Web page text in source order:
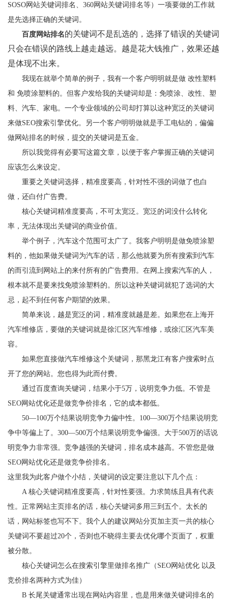
SOSO网站关键词排名、360网站关键词排名等）一项要做的工作就
是先选择正确的关键词。
百度网站排名的关键词不是乱选的，选择了错误的关键词
只会在错误的路线上越走越远。越是花大钱推广，效果还越
是体现不出来。
我现在就举个简单的例子，我有一个客户明明就是做 改性塑料
和 免喷涂塑料的。但客户发给我的关键词却是：免喷涂、改性、塑
料、汽车、家电。一个专业领域的公司却打算以这种宽泛的关键词
来做SEO搜索引擎优化。另一个客户明明做就是手工电钻的，偏偏
做网站排名的时候，提交的关键词是五金。
所以我觉得有必要写这篇文章，以便于客户掌握正确的关键词
应该怎么来设定。
重要之关键词选择，精准度要高，针对性不强的词做了也白
做，还白付广告费。
核心关键词精准度要高，不可太宽泛。宽泛的词没什么转化
率，无法体现出关键词的商业价值。
举个例子，汽车这个范围可太广了。我客户明明是做免喷涂塑
料的，他如果做关键词为汽车的话，那么他就要为所有搜索到汽车
的而引流到网站上的来付所有的广告费用。在网上搜索汽车的人，
根本就不是要来找免喷涂塑料的。所以这种关键词就犯了选词的大
忌，起不到任何客户期望的效果。
简单来说，越是宽泛的词，精准度就越是差。如果您在上海开
汽车维修店，要做的关键词就是徐汇区汽车维修，或徐汇区汽车美
容。
如果您直接做汽车维修这个关键词，那黑龙江有客户搜索时点
开了您的网站。您也得为此而付费。
通过百度查询关键词，结果小于5万，说明竞争力低。不管是
SEO网站优化还是做竞争价排名，它的成本都低。
50—100万个结果说明竞争力偏中性。100—300万个结果说明竞
争中等偏上了。300—500万个结果说明竞争偏强。大于500万的话说
明竞争力非常强。竞争越强的关键词，排名成本越高。不管您是做
SEO网站优化还是做竞争价排名。
这里我为此客户做个小结，关键词的设定要注意以下几个点：
A 核心关键词精准度要高，针对性要强。力求简练且具有代表
性。正常网站主页排名的话，核心关键词多用三到五个。太长的
话，网站标签也写不下。我个人的建议网站分页加主页一共的核心
关键词不要超过20个，否则也不晓得主要去优化哪个页面了，权重
被分散。
核心关键词怎么在搜索引擎里做排名推广（SEO网站优化 以及
竞价排名两种方式为佳）
B 长尾关键通常出现在网站内容里，也是用来做关键词排名的